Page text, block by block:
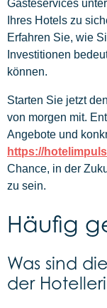
Gästeservices
Ihres Hotels zu
Erfahren Sie, wie
Investitionen
können.
Starten Sie jetzt
von morgen mit.
Angebote und
https://
Chance, in der
zu sein.
Häufig
Was sind
der